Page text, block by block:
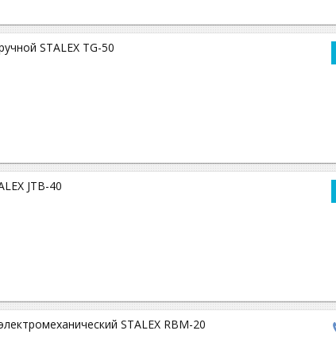
STALEX TG-50
JTB-40
STALEX RBM-20